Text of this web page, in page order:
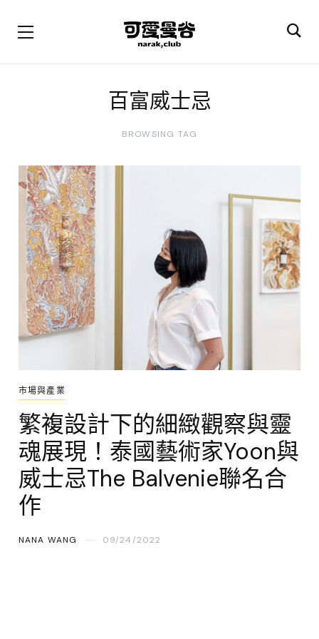
百富威士忌
BROWSING TAG
市場與產業
繁複設計下的細緻觀察與靈
魂展現！泰國藝術家Yoon與
威士忌The Balvenie聯名合
作
NANA WANG 09/24/2022